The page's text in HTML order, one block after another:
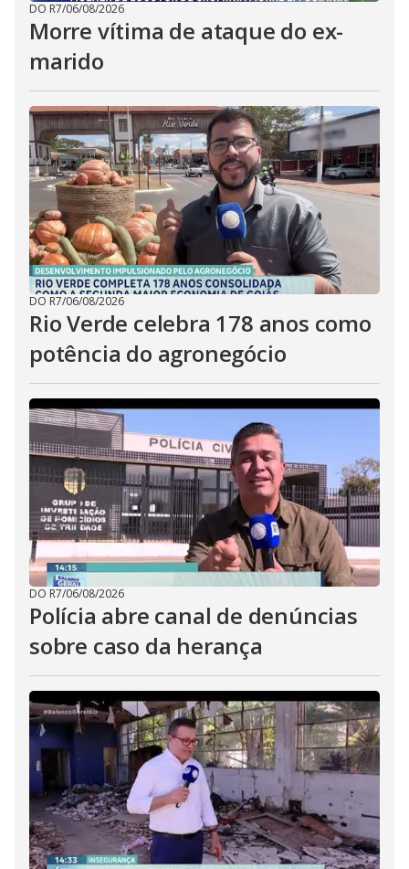
DO R7/06/08/2026
Morre vítima de ataque do ex-
marido
DO R7/06/08/2026
Rio Verde celebra 178 anos como
potência do agronegócio
DO R7/06/08/2026
Polícia abre canal de denúncias
sobre caso da herança